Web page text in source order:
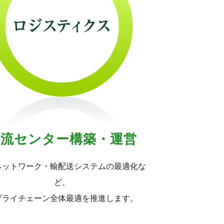
センター構築・運営
ットワーク・輸配送システムの最適化な
ど、
イチェーン全体最適を推進します。